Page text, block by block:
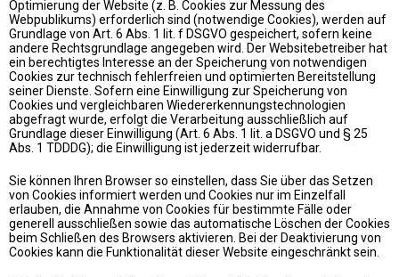
Optimierung der Website (z. B. Cookies zur Messung des
Webpublikums) erforderlich sind (notwendige Cookies), werden auf
Grundlage von Art. 6 Abs. 1 lit. f DSGVO gespeichert, sofern keine
andere Rechtsgrundlage angegeben wird. Der Websitebetreiber hat
ein berechtigtes Interesse an der Speicherung von notwendigen
Cookies zur technisch fehlerfreien und optimierten Bereitstellung
seiner Dienste. Sofern eine Einwilligung zur Speicherung von
Cookies und vergleichbaren Wiedererkennungstechnologien
abgefragt wurde, erfolgt die Verarbeitung ausschließlich auf
Grundlage dieser Einwilligung (Art. 6 Abs. 1 lit. a DSGVO und § 25
Abs. 1 TDDDG); die Einwilligung ist jederzeit widerrufbar.
Sie können Ihren Browser so einstellen, dass Sie über das Setzen
von Cookies informiert werden und Cookies nur im Einzelfall
erlauben, die Annahme von Cookies für bestimmte Fälle oder
generell ausschließen sowie das automatische Löschen der Cookies
beim Schließen des Browsers aktivieren. Bei der Deaktivierung von
Cookies kann die Funktionalität dieser Website eingeschränkt sein.